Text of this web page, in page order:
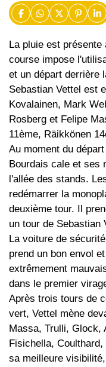
La pluie est
course impose
et un départ derrière
Sebastian Vettel est
Kovalainen, Mark
Rosberg et Felipe
11ème, Räikkönen
Au moment du
Bourdais cale et ses
l'allée des stands.
redémarrer la
deuxième tour. Il
un tour de Sebastian
La voiture de
prend un bon envol
extrêmement
dans le premier
Après trois tours de
vert, Vettel mène
Massa, Trulli, Glock,
Fisichella,
sa meilleure